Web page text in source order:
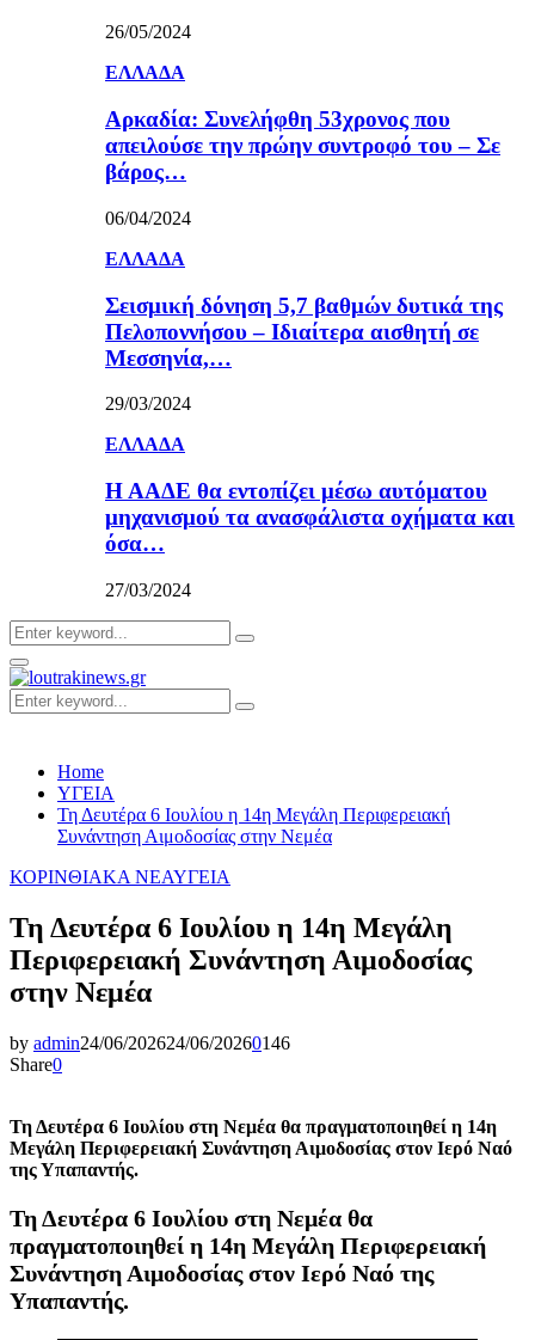
26/05/2024
ΕΛΛΑΔΑ
Αρκαδία: Συνελήφθη 53χρονος που
απειλούσε την πρώην συντροφό του – Σε
βάρος…
06/04/2024
ΕΛΛΑΔΑ
Σεισμική δόνηση 5,7 βαθμών δυτικά της
Πελοποννήσου – Ιδιαίτερα αισθητή σε
Μεσσηνία,…
29/03/2024
ΕΛΛΑΔΑ
Η ΑΑΔΕ θα εντοπίζει μέσω αυτόματου
μηχανισμού τα ανασφάλιστα οχήματα και
όσα…
27/03/2024
Search
for:
Search
Primary
Menu
Search
for:
Search
Home
ΥΓΕΙΑ
Τη Δευτέρα 6 Ιουλίου η 14η Μεγάλη Περιφερειακή
Συνάντηση Αιμοδοσίας στην Νεμέα
ΚΟΡΙΝΘΙΑΚΑ ΝΕΑΥΓΕΙΑ
Τη Δευτέρα 6 Ιουλίου η 14η Μεγάλη
Περιφερειακή Συνάντηση Αιμοδοσίας
στην Νεμέα
by admin24/06/202624/06/20260146
Share0
Τη Δευτέρα 6 Ιουλίου στη Νεμέα θα πραγματοποιηθεί η 14η
Μεγάλη Περιφερειακή Συνάντηση Αιμοδοσίας στον Ιερό Ναό
της Υπαπαντής.
Τη Δευτέρα 6 Ιουλίου στη Νεμέα θα
πραγματοποιηθεί η 14η Μεγάλη Περιφερειακή
Συνάντηση Αιμοδοσίας στον Ιερό Ναό της
Υπαπαντής.